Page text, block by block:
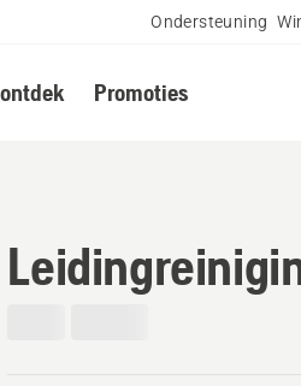
Ondersteuning
Promoties